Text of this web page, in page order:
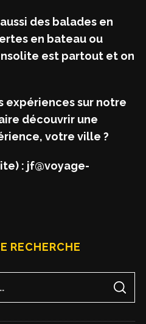
des balades en
en bateau ou
est partout et on
expériences sur notre
découvrir une
votre ville ?
: jf@voyage-
RECHERCHE
S
A
C